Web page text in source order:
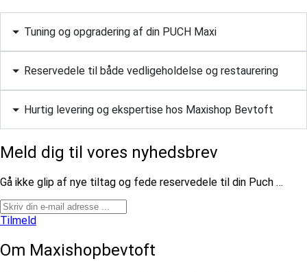
Tuning og opgradering af din PUCH Maxi
Reservedele til både vedligeholdelse og restaurering
Hurtig levering og ekspertise hos Maxishop Bevtoft
Meld dig til vores nyhedsbrev
​Gå ikke glip af nye tiltag og fede reservedele til din Puch …
Tilmeld
Om Maxishopbevtoft